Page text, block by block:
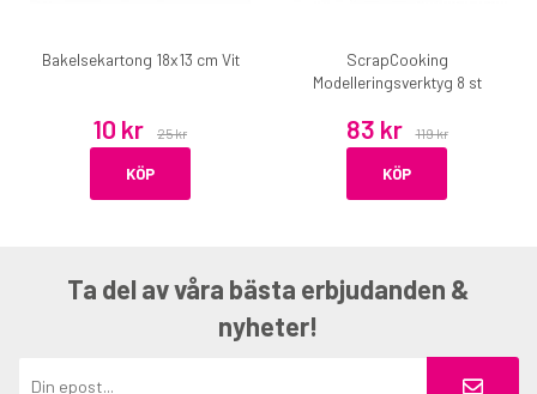
Bakelsekartong 18x13 cm Vit
10 kr 25 kr
KÖP
ScrapCooking
Modelleringsverktyg 8 st
83 kr 119 kr
KÖP
Ta del av våra bästa erbjudanden &
nyheter!